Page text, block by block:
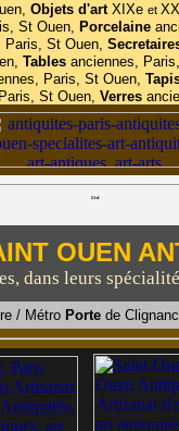
Objets d'art XIXe et
St Ouen, Porcelaine
Paris, St Ouen,
Tables anciennes,
Paris, St Ouen,
St Ouen, Verres
Ci-d
OUEN
dans leurs
/ Métro Portede